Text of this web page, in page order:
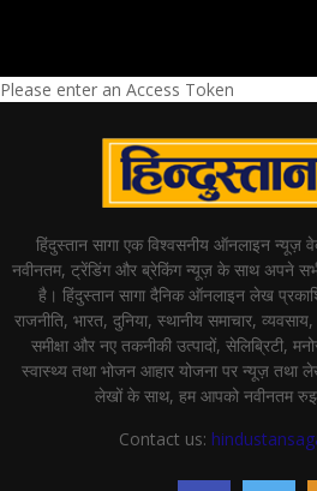
Please enter an Access Token
हिंदुस्तान सागा एक विश्वसनीय ऑनलाइन न्यूज़
नवीनतम, ट्रेंडिंग और ब्रेकिंग न्यूज़ के साथ अपने
है। हिंदुस्तान सागा दैनिक ऑनलाइन लेख
राजनीति, भारत, दुनिया, स्थानीय समाचार,
समीक्षा और नए तकनीकी उत्पादों, सेलिब्रिटी,
स्वास्थ्य तथा भोजन आहार योजना पर न्यूज़ तथा
लेखों के साथ, हम आपको नवीनतम
Contact us: